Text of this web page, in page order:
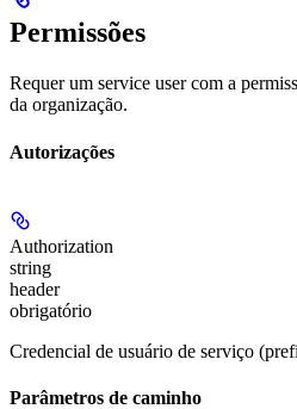
Permissões
Requer um service user com a
da organização.
Autorizações
Authorization
string
header
obrigatório
Credencial de usuário de serviço
Parâmetros de caminho